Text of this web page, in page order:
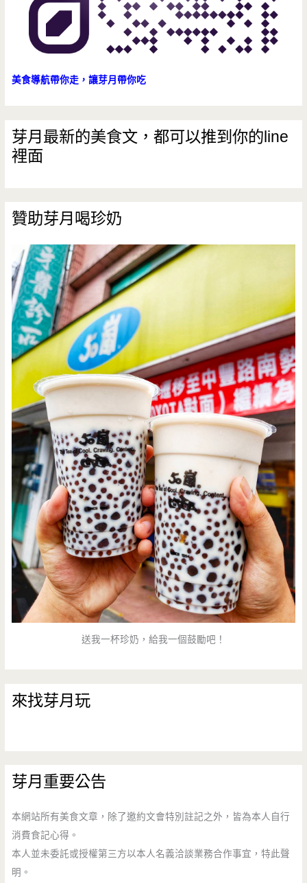
美食導航帶你走，讓芽月帶你吃
芽月最新的美食文，都可以推到你的line
裡面
贊助芽月喝珍奶
送我一杯珍奶，給我一個鼓勵吧！
來找芽月玩
芽月重要公告
本網站所有美食文章，除了邀約文會特別註記之外，皆為本人自行
消費食記心得。
本人並未委託或授權第三方以本人名義洽談業務合作事宜，特此聲
明。